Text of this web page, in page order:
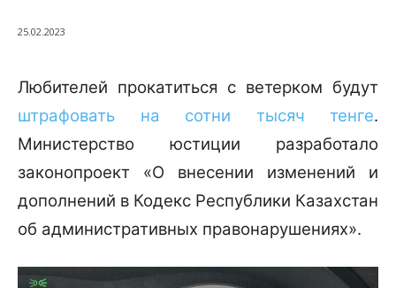
25.02.2023
Любителей прокатиться с ветерком будут
штрафовать на сотни тысяч тенге.
Министерство юстиции разработало
законопроект «О внесении изменений и
дополнений в Кодекс Республики Казахстан
об административных правонарушениях».